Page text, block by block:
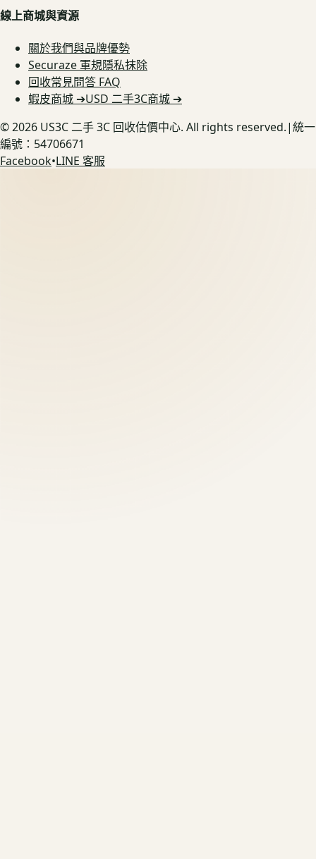
線上商城與資源
關於我們與品牌優勢
Securaze 軍規隱私抹除
回收常見問答 FAQ
蝦皮商城 ➔USD 二手3C商城 ➔
©2026 US3C 二手 3C 回收估價中心. All rights reserved.|統一
編號：54706671
Facebook•LINE 客服